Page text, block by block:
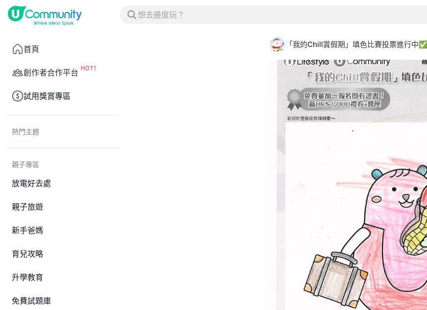
首頁
創作者合作平台
試用獎賞專區
熱門主題
親子專區
放電好去處
親子旅遊
新手爸媽
育兒攻略
升學教育
免費試題庫
「我的Chill賞假期」填色比賽投票進行中✅